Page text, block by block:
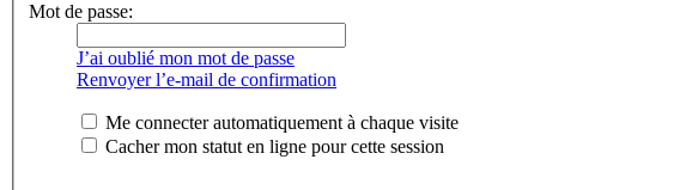
Mot de passe:
J’ai oublié mon mot de passe
Renvoyer l’e-mail de confirmation
Me connecter automatiquement à chaque visite
Cacher mon statut en ligne pour cette session